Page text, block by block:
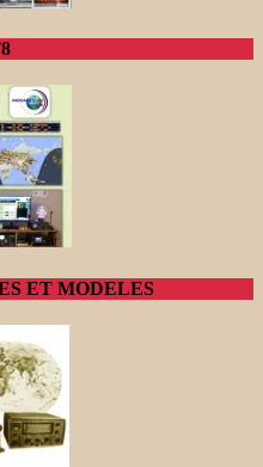
ET MODELES